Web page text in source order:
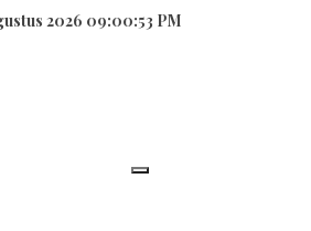
2026 09:00:54 PM